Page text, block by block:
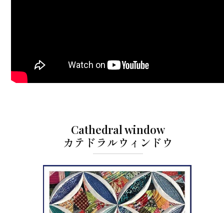
Cathedral window
カテドラルウィンドウ